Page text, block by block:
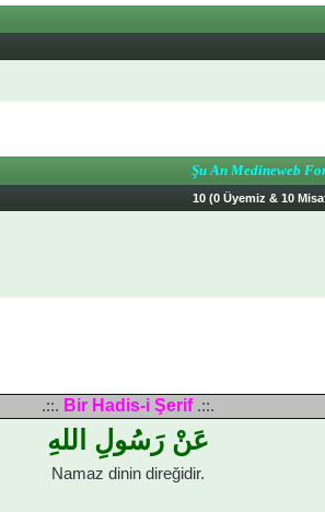
Şu An Medineweb
10 (0 Üyemiz & 10
.::. Bir Hadis-i Şerif .::.
عَنْ رَسُولِ اللهِ
Namaz dinin direğidir.